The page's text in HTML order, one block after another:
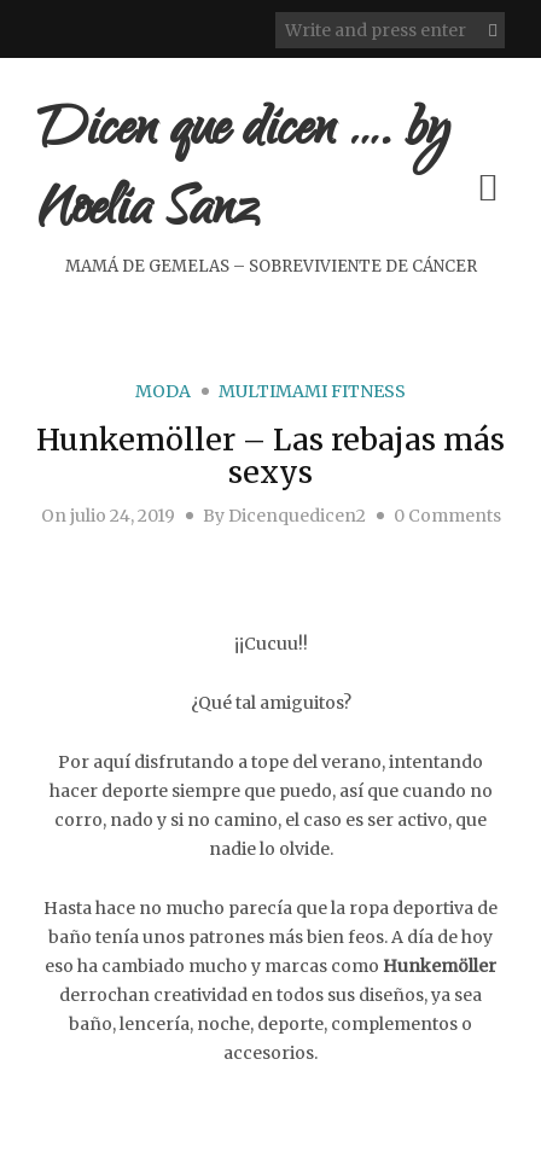
Dicen que dicen …. by
Noelia Sanz
MAMÁ DE GEMELAS – SOBREVIVIENTE DE CÁNCER
MODA MULTIMAMI FITNESS
Hunkemöller – Las rebajas más
sexys
Onjulio 24, 2019 By Dicenquedicen2 0 Comments
¡¡Cucuu!!
¿Qué tal amiguitos?
Por aquí disfrutando a tope del verano, intentando
hacer deporte siempre que puedo, así que cuando no
corro, nado y si no camino, el caso es ser activo, que
nadie lo olvide.
Hasta hace no mucho parecía que la ropa deportiva de
baño tenía unos patrones más bien feos. A día de hoy
eso ha cambiado mucho y marcas como Hunkemöller
derrochan creatividad en todos sus diseños, ya sea
baño, lencería, noche, deporte, complementos o
accesorios.